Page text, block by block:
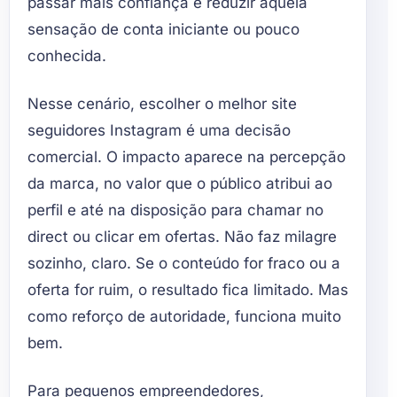
sensação de conta iniciante ou pouco
conhecida.
Nesse cenário, escolher o melhor site
seguidores Instagram é uma decisão
comercial. O impacto aparece na percepção
da marca, no valor que o público atribui ao
perfil e até na disposição para chamar no
direct ou clicar em ofertas. Não faz milagre
sozinho, claro. Se o conteúdo for fraco ou a
oferta for ruim, o resultado fica limitado. Mas
como reforço de autoridade, funciona muito
bem.
Para pequenos empreendedores,